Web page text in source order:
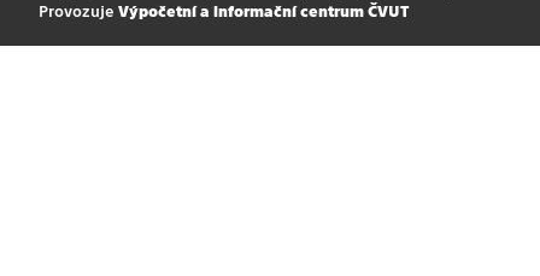
Provozuje Výpočetní a informační centrum ČVUT